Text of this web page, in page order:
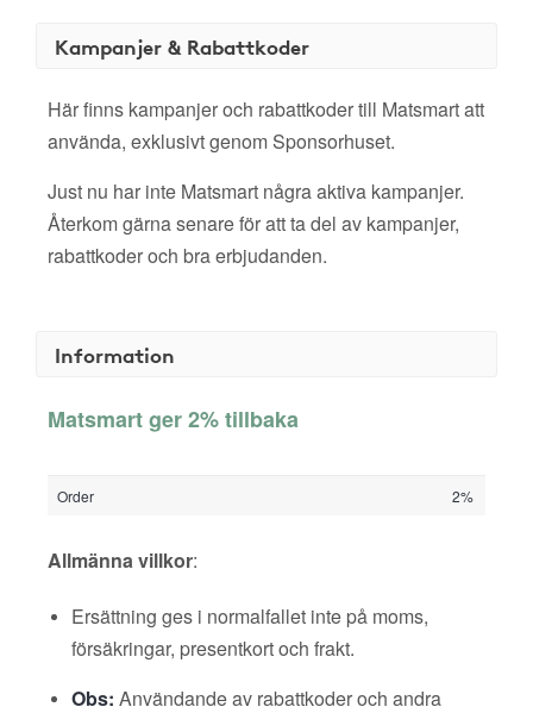
Kampanjer & Rabattkoder
Här finns kampanjer och rabattkoder till Matsmart att
använda, exklusivt genom Sponsorhuset.
Just nu har inte Matsmart några aktiva kampanjer.
Återkom gärna senare för att ta del av kampanjer,
rabattkoder och bra erbjudanden.
Information
Matsmart ger 2% tillbaka
Order 2%
Allmänna villkor:
Ersättning ges i normalfallet inte på moms,
försäkringar, presentkort och frakt.
Obs: Användande av rabattkoder och andra